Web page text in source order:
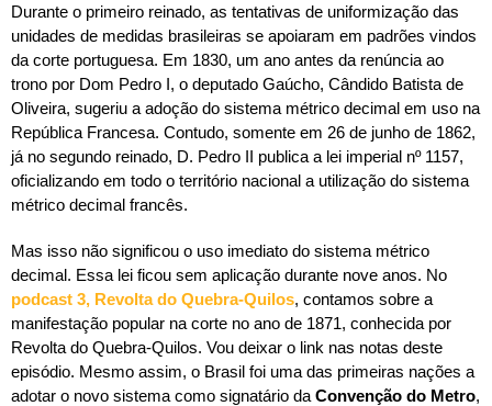
Durante o primeiro reinado, as tentativas de uniformização das
unidades de medidas brasileiras se apoiaram em padrões vindos
da corte portuguesa. Em 1830, um ano antes da renúncia ao
trono por Dom Pedro I, o deputado Gaúcho, Cândido Batista de
Oliveira, sugeriu a adoção do sistema métrico decimal em uso na
República Francesa. Contudo, somente em 26 de junho de 1862,
já no segundo reinado, D. Pedro II publica a lei imperial nº 1157,
oficializando em todo o território nacional a utilização do sistema
métrico decimal francês.
Mas isso não significou o uso imediato do sistema métrico
decimal. Essa lei ficou sem aplicação durante nove anos. No
podcast 3, Revolta do Quebra-Quilos, contamos sobre a
manifestação popular na corte no ano de 1871, conhecida por
Revolta do Quebra-Quilos. Vou deixar o link nas notas deste
episódio. Mesmo assim, o Brasil foi uma das primeiras nações a
adotar o novo sistema como signatário da Convenção do Metro,